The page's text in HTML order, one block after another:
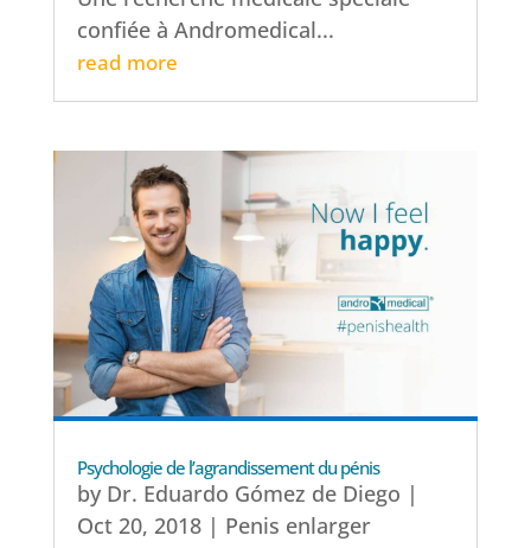
confiée à Andromedical...
read more
Psychologie de l’agrandissement du pénis
by Dr. Eduardo Gómez de Diego |
Oct 20, 2018| Penis enlarger